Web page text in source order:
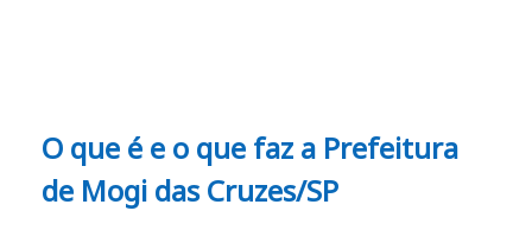
O que é e o que faz a Prefeitura
de Mogi das Cruzes/SP